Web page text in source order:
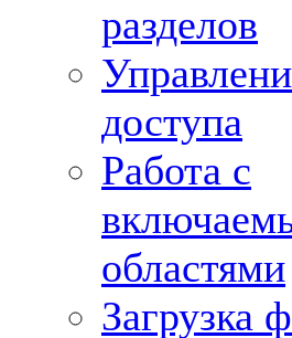
разделов
доступа
Работа с
областями
Загрузка